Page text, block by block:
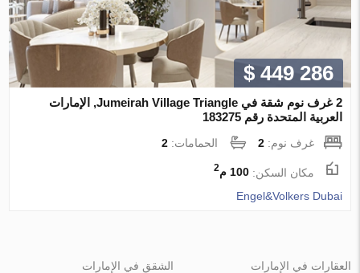
$ 449 286
2 غرف نوم شقة في Jumeirah Village Triangle, الإمارات
العربية المتحدة رقم 183275
غرف نوم:2 الحمامات:2
مكان السكن:100 م 2
Engel&Volkers Dubai
العقارات في الإمارات
الشقق في الإمارات